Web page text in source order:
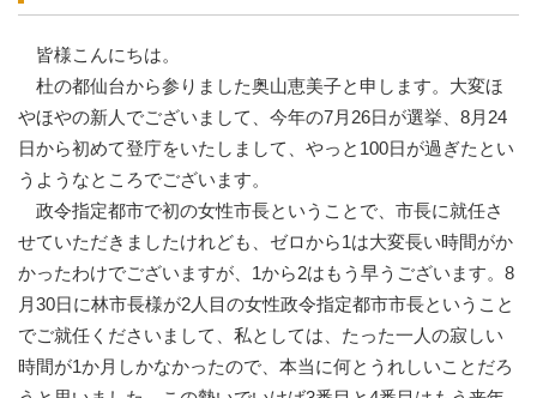
皆様こんにちは。
杜の都仙台から参りました奥山恵美子と申します。大変ほ
やほやの新人でございまして、今年の7月26日が選挙、8月24
日から初めて登庁をいたしまして、やっと100日が過ぎたとい
うようなところでございます。
政令指定都市で初の女性市長ということで、市長に就任さ
せていただきましたけれども、ゼロから1は大変長い時間がか
かったわけでございますが、1から2はもう早うございます。8
月30日に林市長様が2人目の女性政令指定都市市長ということ
でご就任くださいまして、私としては、たった一人の寂しい
時間が1か月しかなかったので、本当に何とうれしいことだろ